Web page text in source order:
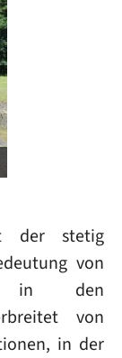
der stetig
von
in den
von
in der